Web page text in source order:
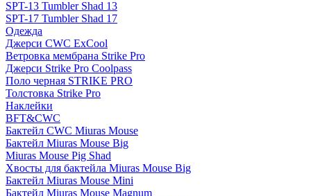
SPT-13 Tumbler Shad 13
SPT-17 Tumbler Shad 17
Одежда
Джерси CWC ExCool
Ветровка мембрана Strike Pro
Джерси Strike Pro Coolpass
Поло черная STRIKE PRO
Толстовка Strike Pro
Наклейки
BFT&CWC
Бактейл CWC Miuras Mouse
Бактейл Miuras Mouse Big
Miuras Mouse Pig Shad
Хвосты для бактейла Miuras Mouse Big
Бактейл Miuras Mouse Mini
Бактейл Miuras Mouse Magnum